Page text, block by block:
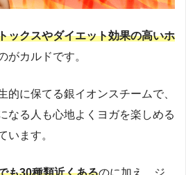
ックスやダイエット効果の高いホ
がカルドです。
的に保てる銀イオンスチームで、
なる人も心地よくヨガを楽しめる
います。